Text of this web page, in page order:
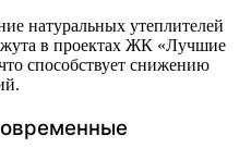
натуральных утеплителей
в проектах ЖК «Лучшие
способствует снижению